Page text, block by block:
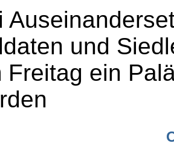
und
Freitag ein